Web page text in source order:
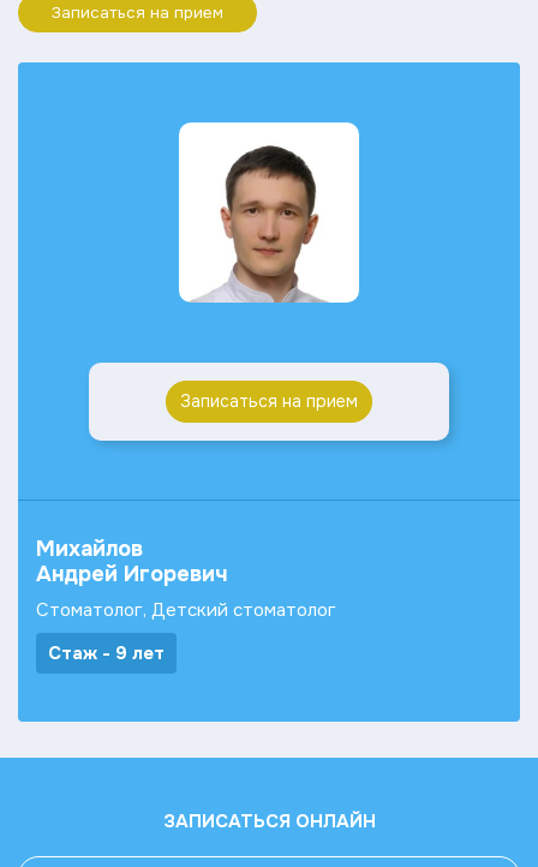
Записаться на прием
Записаться на прием
Михайлов
Андрей Игоревич
Стоматолог, Детский стоматолог
Стаж - 9 лет
ЗАПИСАТЬСЯ ОНЛАЙН